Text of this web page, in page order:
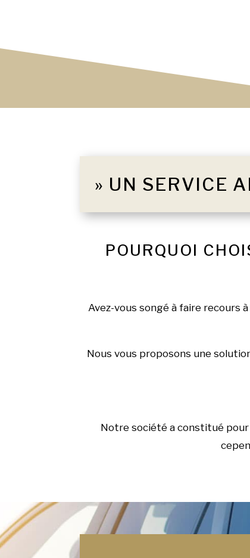
» UN SERVICE
POURQUOI
Avez-vous songé à faire recours
Nous vous proposons une
Notre société a constitué